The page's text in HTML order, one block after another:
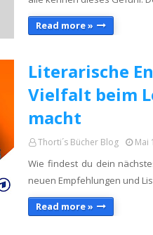
Read more »
Literarische
Vielfalt beim
macht
Thorti´s Bücher Blog Mai
Wie findest du dein
neuen Empfehlungen und
Read more »